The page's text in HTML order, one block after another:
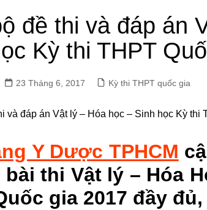
đề thi và đáp án
Kỳ thi THPT
23 Tháng 6, 2017 Kỳ thi THPT quốc gia
Y Dược TPHCM
thi Vật lý – Hóa
gia 2017 đầy